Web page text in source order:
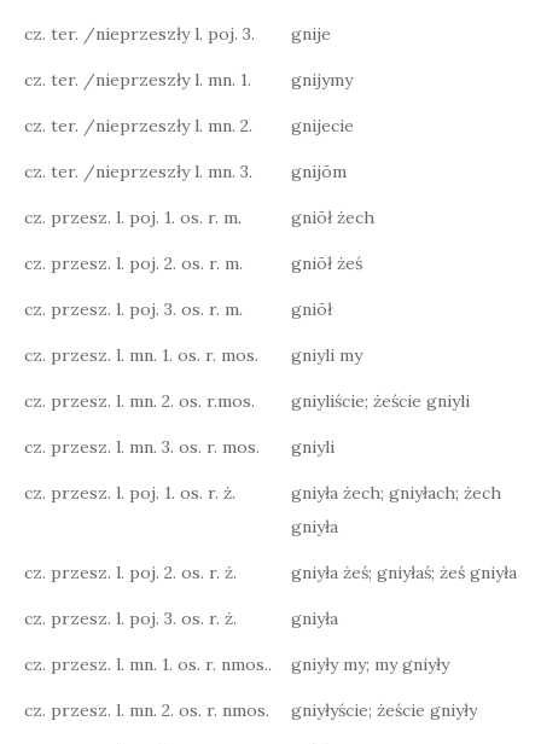
cz. ter. /nieprzeszły l. poj. 3. gnije
cz. ter. /nieprzeszły l. mn. 1. gnijymy
cz. ter. /nieprzeszły l. mn. 2. gnijecie
cz. ter. /nieprzeszły l. mn. 3. gnijōm
cz. przesz. l. poj. 1. os. r. m. gniōł żech
cz. przesz. l. poj. 2. os. r. m. gniōł żeś
cz. przesz. l. poj. 3. os. r. m. gniōł
cz. przesz. l. mn. 1. os. r. mos. gniyli my
cz. przesz. l. mn. 2. os. r.mos. gniyliście; żeście gniyli
cz. przesz. l. mn. 3. os. r. mos. gniyli
cz. przesz. l. poj. 1. os. r. ż.
gniyła żech; gniyłach; żech
gniyła
cz. przesz. l. poj. 2. os. r. ż. gniyła żeś; gniyłaś; żeś gniyła
cz. przesz. l. poj. 3. os. r. ż. gniyła
cz. przesz. l. mn. 1. os. r. nmos.. gniyły my; my gniyły
cz. przesz. l. mn. 2. os. r. nmos. gniyłyście; żeście gniyły